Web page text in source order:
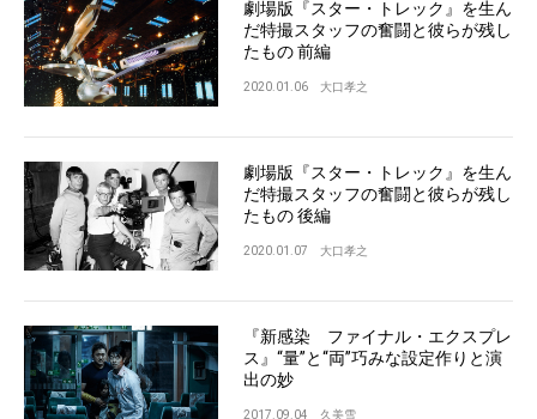
劇場版『スター・トレック』を生ん
だ特撮スタッフの奮闘と彼らが残し
たもの 前編
2020.01.06 大口孝之
劇場版『スター・トレック』を生ん
だ特撮スタッフの奮闘と彼らが残し
たもの 後編
2020.01.07 大口孝之
『新感染 ファイナル・エクスプレ
ス』“量”と“両”巧みな設定作りと演
出の妙
2017.09.04 久美雪